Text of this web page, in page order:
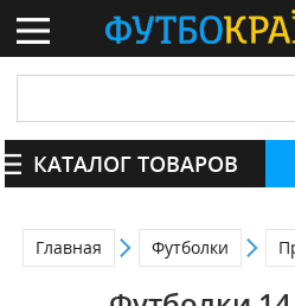
КАТАЛОГ ТОВАРОВ
Главная Футболки